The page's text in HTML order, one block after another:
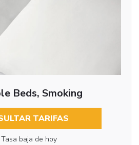
Beds, Smoking
TARIFAS
Tasa baja de hoy